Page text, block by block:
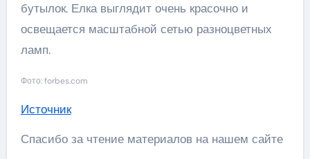
бутылок. Елка выглядит очень красочно и
освещается масштабной сетью разноцветных
ламп.
Фото: forbes.com
Источник
Спасибо за чтение материалов на нашем сайте